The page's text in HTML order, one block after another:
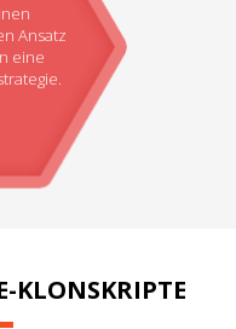
Ansatz
eine
KLONSKRIPTE